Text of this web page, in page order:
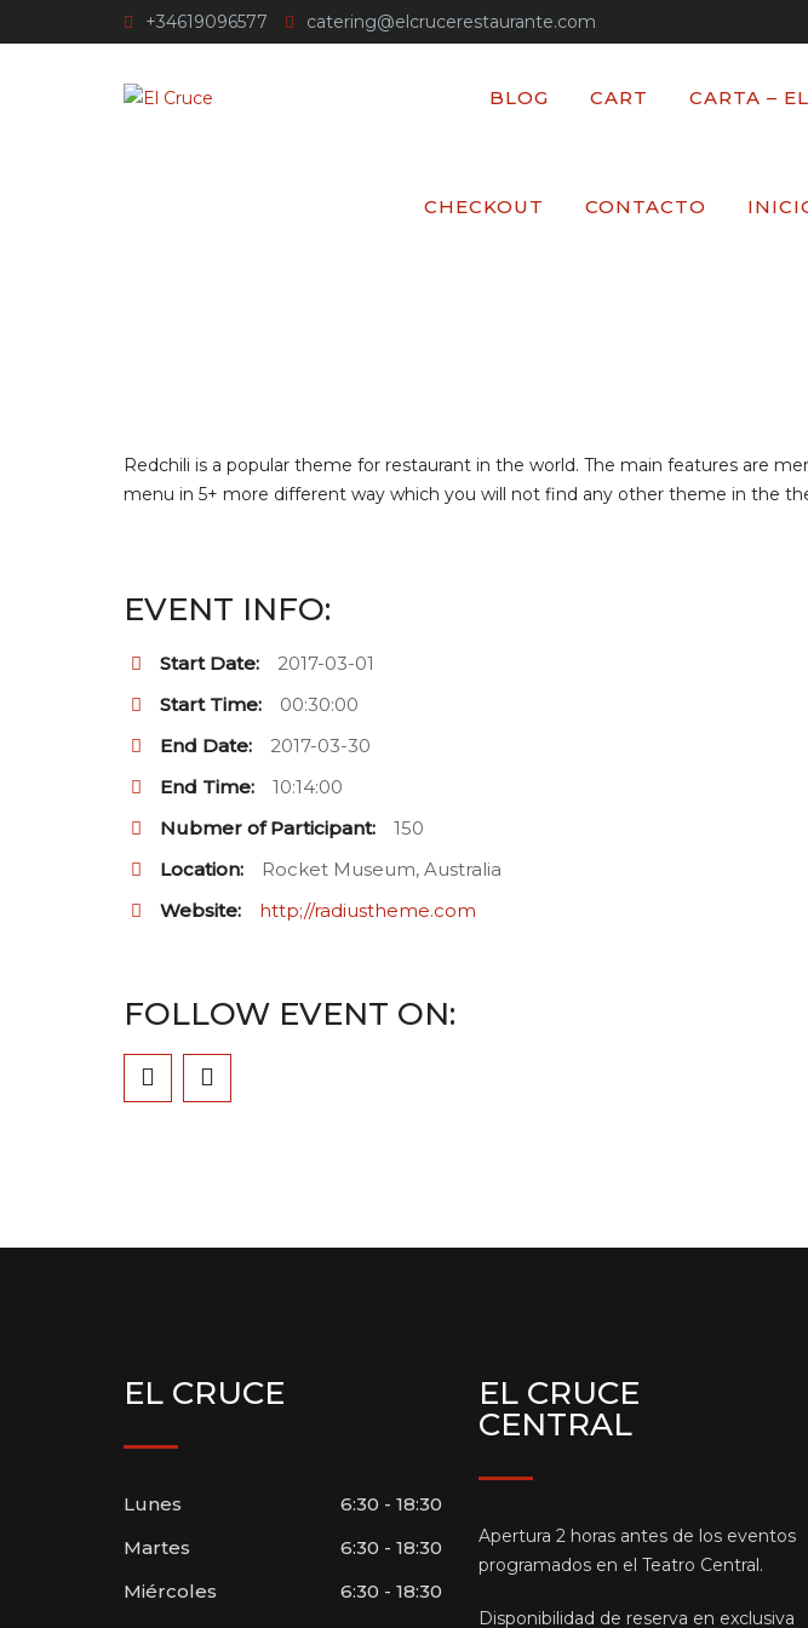
+34619096577 catering@elcrucerestaurante.com
BLOG CART CARTA –
CHECKOUT CONTACTO
Redchili is a popular theme for restaurant in the world. The main features are
menu in 5+ more different way which you will not find any other theme in the
EVENT INFO:
Start Date:
2017-03-01
Start Time:
00:30:00
End Date:
2017-03-30
End Time:
10:14:00
Nubmer of Participant:
150
Location:
Rocket Museum, Australia
Website:
http;//radiustheme.com
FOLLOW EVENT ON:
EL CRUCE
Lunes
6:30 - 18:30
Martes
6:30 - 18:30
Miércoles
6:30 - 18:30
EL CRUCE
CENTRAL
Apertura 2 horas antes de los eventos
programados en el Teatro Central.
Disponibilidad de reserva en exclusiva